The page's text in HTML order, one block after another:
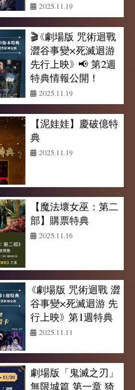
2025.11.19
🎬《劇場版 咒術迴戰
澀谷事變×死滅迴游
先行上映》 📢 第2週
特典情報公開！
2025.11.19
【泥娃娃】慶破億特
典
2025.11.19
【魔法壞女巫：第二
部】購票特典
2025.11.16
《劇場版 咒術迴戰 澀
谷事變×死滅迴游 先
行上映》 第1週特典
2025.11.11
劇場版「鬼滅之刃」
無限城篇 第一章 猗